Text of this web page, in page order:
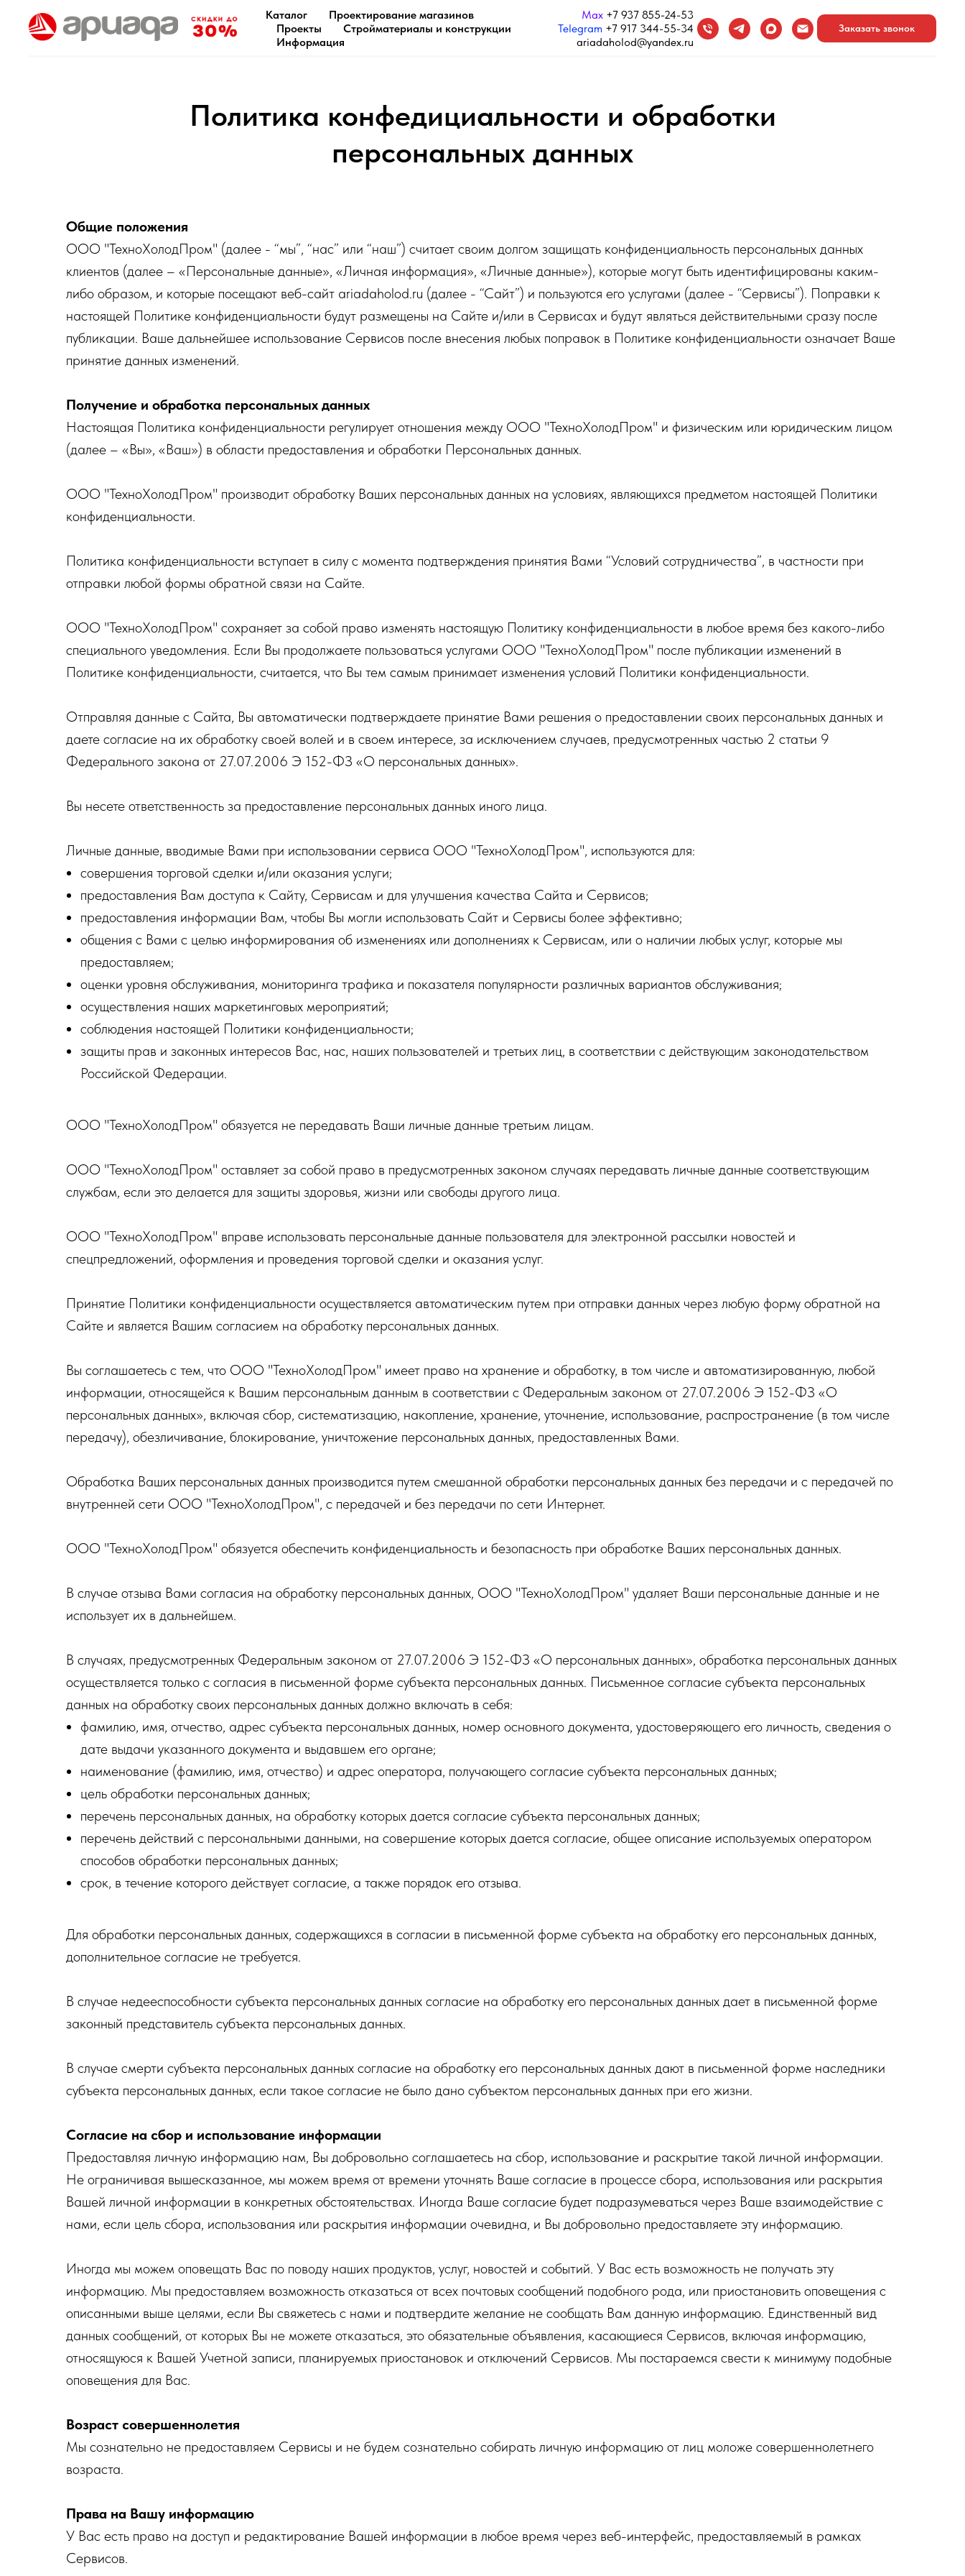
Каталог
Проектирование магазинов
Проекты
Стройматериалы и конструкции
Информация
Max +7 937 855-24-53
Telegram +7 917 344-55-34
ariadaholod@yandex.ru
Заказать звонок
Политика конфедициальности и обработки
персональных данных
Общие положения
ООО "ТехноХолодПром" (далее - “мы”, “нас” или “наш”) считает своим долгом защищать конфиденциальность персональных данных
клиентов (далее – «Персональные данные», «Личная информация», «Личные данные»), которые могут быть идентифицированы каким-
либо образом, и которые посещают веб-сайт ariadaholod.ru (далее - “Сайт”) и пользуются его услугами (далее - “Сервисы”). Поправки к
настоящей Политике конфиденциальности будут размещены на Сайте и/или в Сервисах и будут являться действительными сразу после
публикации. Ваше дальнейшее использование Сервисов после внесения любых поправок в Политике конфиденциальности означает Ваше
принятие данных изменений.
Получение и обработка персональных данных
Настоящая Политика конфиденциальности регулирует отношения между ООО "ТехноХолодПром" и физическим или юридическим лицом
(далее – «Вы», «Ваш») в области предоставления и обработки Персональных данных.
ООО "ТехноХолодПром" производит обработку Ваших персональных данных на условиях, являющихся предметом настоящей Политики
конфиденциальности.
Политика конфиденциальности вступает в силу с момента подтверждения принятия Вами “Условий сотрудничества”, в частности при
отправки любой формы обратной связи на Сайте.
ООО "ТехноХолодПром" сохраняет за собой право изменять настоящую Политику конфиденциальности в любое время без какого-либо
специального уведомления. Если Вы продолжаете пользоваться услугами ООО "ТехноХолодПром" после публикации изменений в
Политике конфиденциальности, считается, что Вы тем самым принимает изменения условий Политики конфиденциальности.
Отправляя данные с Сайта, Вы автоматически подтверждаете принятие Вами решения о предоставлении своих персональных данных и
даете согласие на их обработку своей волей и в своем интересе, за исключением случаев, предусмотренных частью 2 статьи 9
Федерального закона от 27.07.2006 Э 152-ФЗ «О персональных данных».
Вы несете ответственность за предоставление персональных данных иного лица.
Личные данные, вводимые Вами при использовании сервиса ООО "ТехноХолодПром", используются для:
совершения торговой сделки и/или оказания услуги;
предоставления Вам доступа к Сайту, Сервисам и для улучшения качества Сайта и Сервисов;
предоставления информации Вам, чтобы Вы могли использовать Сайт и Сервисы более эффективно;
общения с Вами с целью информирования об изменениях или дополнениях к Сервисам, или о наличии любых услуг, которые мы
предоставляем;
оценки уровня обслуживания, мониторинга трафика и показателя популярности различных вариантов обслуживания;
осуществления наших маркетинговых мероприятий;
соблюдения настоящей Политики конфиденциальности;
защиты прав и законных интересов Вас, нас, наших пользователей и третьих лиц, в соответствии с действующим законодательством
Российской Федерации.
ООО "ТехноХолодПром" обязуется не передавать Ваши личные данные третьим лицам.
ООО "ТехноХолодПром" оставляет за собой право в предусмотренных законом случаях передавать личные данные соответствующим
службам, если это делается для защиты здоровья, жизни или свободы другого лица.
ООО "ТехноХолодПром" вправе использовать персональные данные пользователя для электронной рассылки новостей и
спецпредложений, оформления и проведения торговой сделки и оказания услуг.
Принятие Политики конфиденциальности осуществляется автоматическим путем при отправки данных через любую форму обратной на
Сайте и является Вашим согласием на обработку персональных данных.
Вы соглашаетесь с тем, что ООО "ТехноХолодПром" имеет право на хранение и обработку, в том числе и автоматизированную, любой
информации, относящейся к Вашим персональным данным в соответствии с Федеральным законом от 27.07.2006 Э 152-ФЗ «О
персональных данных», включая сбор, систематизацию, накопление, хранение, уточнение, использование, распространение (в том числе
передачу), обезличивание, блокирование, уничтожение персональных данных, предоставленных Вами.
Обработка Ваших персональных данных производится путем смешанной обработки персональных данных без передачи и с передачей по
внутренней сети ООО "ТехноХолодПром", c передачей и без передачи по сети Интернет.
ООО "ТехноХолодПром" обязуется обеспечить конфиденциальность и безопасность при обработке Ваших персональных данных.
В случае отзыва Вами согласия на обработку персональных данных, ООО "ТехноХолодПром" удаляет Ваши персональные данные и не
использует их в дальнейшем.
В случаях, предусмотренных Федеральным законом от 27.07.2006 Э 152-ФЗ «О персональных данных», обработка персональных данных
осуществляется только с согласия в письменной форме субъекта персональных данных. Письменное согласие субъекта персональных
данных на обработку своих персональных данных должно включать в себя:
фамилию, имя, отчество, адрес субъекта персональных данных, номер основного документа, удостоверяющего его личность, сведения о
дате выдачи указанного документа и выдавшем его органе;
наименование (фамилию, имя, отчество) и адрес оператора, получающего согласие субъекта персональных данных;
цель обработки персональных данных;
перечень персональных данных, на обработку которых дается согласие субъекта персональных данных;
перечень действий с персональными данными, на совершение которых дается согласие, общее описание используемых оператором
способов обработки персональных данных;
срок, в течение которого действует согласие, а также порядок его отзыва.
Для обработки персональных данных, содержащихся в согласии в письменной форме субъекта на обработку его персональных данных,
дополнительное согласие не требуется.
В случае недееспособности субъекта персональных данных согласие на обработку его персональных данных дает в письменной форме
законный представитель субъекта персональных данных.
В случае смерти субъекта персональных данных согласие на обработку его персональных данных дают в письменной форме наследники
субъекта персональных данных, если такое согласие не было дано субъектом персональных данных при его жизни.
Согласие на сбор и использование информации
Предоставляя личную информацию нам, Вы добровольно соглашаетесь на сбор, использование и раскрытие такой личной информации.
Не ограничивая вышесказанное, мы можем время от времени уточнять Ваше согласие в процессе сбора, использования или раскрытия
Вашей личной информации в конкретных обстоятельствах. Иногда Ваше согласие будет подразумеваться через Ваше взаимодействие с
нами, если цель сбора, использования или раскрытия информации очевидна, и Вы добровольно предоставляете эту информацию.
Иногда мы можем оповещать Вас по поводу наших продуктов, услуг, новостей и событий. У Вас есть возможность не получать эту
информацию. Мы предоставляем возможность отказаться от всех почтовых сообщений подобного рода, или приостановить оповещения с
описанными выше целями, если Вы свяжетесь с нами и подтвердите желание не сообщать Вам данную информацию. Единственный вид
данных сообщений, от которых Вы не можете отказаться, это обязательные объявления, касающиеся Сервисов, включая информацию,
относящуюся к Вашей Учетной записи, планируемых приостановок и отключений Сервисов. Мы постараемся свести к минимуму подобные
оповещения для Вас.
Возраст совершеннолетия
Мы сознательно не предоставляем Сервисы и не будем сознательно собирать личную информацию от лиц моложе совершеннолетнего
возраста.
Права на Вашу информацию
У Вас есть право на доступ и редактирование Вашей информации в любое время через веб-интерфейс, предоставляемый в рамках
Сервисов.